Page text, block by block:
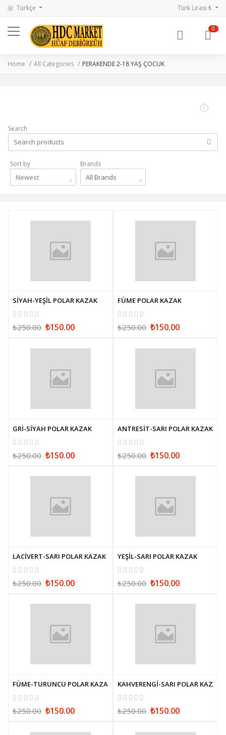
Türkçe Türk Lirası ₺
0
Home All Categories PERAKENDE 2-18 YAŞ ÇOCUK
Search
Sort by
Newest
Brands
All Brands
SİYAH-YEŞİL POLAR KAZAK
₺250.00 ₺150.00
FÜME POLAR KAZAK
₺250.00 ₺150.00
GRİ-SİYAH POLAR KAZAK
₺250.00 ₺150.00
ANTRESİT-SARI POLAR KAZAK
₺250.00 ₺150.00
LACİVERT-SARI POLAR KAZAK
₺250.00 ₺150.00
YEŞİL-SARI POLAR KAZAK
₺250.00 ₺150.00
FÜME-TURUNCU POLAR KAZAK
₺250.00 ₺150.00
KAHVERENGİ-SARI POLAR KAZAK
₺250.00 ₺150.00